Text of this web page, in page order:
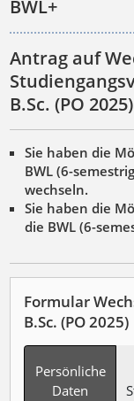
BWL+
Antrag auf
B.Sc. (PO 2025)
Sie haben die
BWL (6-
wechseln.
Sie haben die
die BWL (6-
Formular
B.Sc. (PO 2025)
Persönliche
Daten